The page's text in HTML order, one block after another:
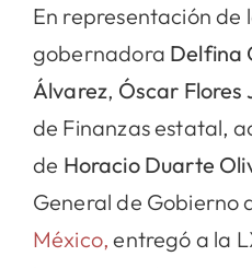
En representación de
gobernadora Delfina
Álvarez, Óscar Flores
de Finanzas estatal,
de Horacio Duarte
General de Gobierno
México, entregó a la